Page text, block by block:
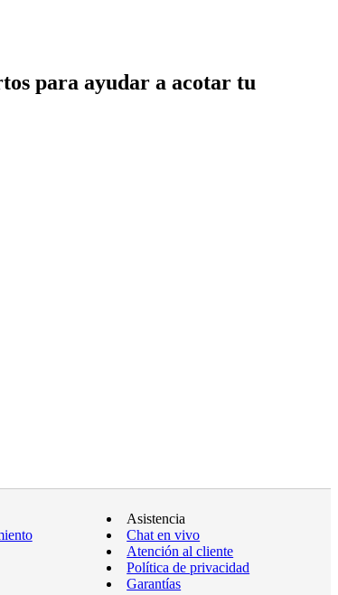
para ayudar a acotar tu
Asistencia
Chat en vivo
Atención al cliente
Política de privacidad
Garantías